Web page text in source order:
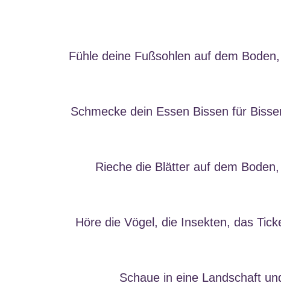
Fühle deine Fußsohlen auf dem
Schmecke dein Essen Bissen für
Rieche die Blätter auf dem
Höre die Vögel, die Insekten, das
Schaue in eine Landschaft